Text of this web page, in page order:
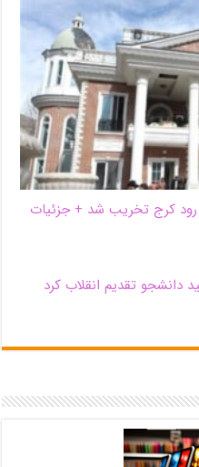
کرج تخریب شد + جزئیات